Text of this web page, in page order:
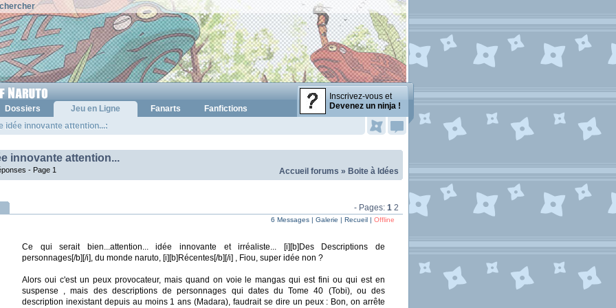
Inscrivez-vous et
Devenez un ninja !
Dossiers Jeu en Ligne Fanarts
Fanfictions
idée innovante attention...:
innovante attention...
Accueil forums » Boite à Idées
- Page 1
- Pages: 1 2
6 Messages | Galerie | Recueil | Offline
Ce qui serait bien...attention... idée innovante et irréaliste... [i][b]Des Descriptions de
personnages[/b][/i], du monde naruto, [i][b]Récentes[/b][/i] , Fiou, super idée non ?
Alors oui c'est un peux provocateur, mais quand on voie le mangas qui est fini ou qui est en
suspense , mais des descriptions de personnages qui dates du Tome 40 (Tobi), ou des
description inexistant depuis au moins 1 ans (Madara), faudrait se dire un peux : Bon, on arrête